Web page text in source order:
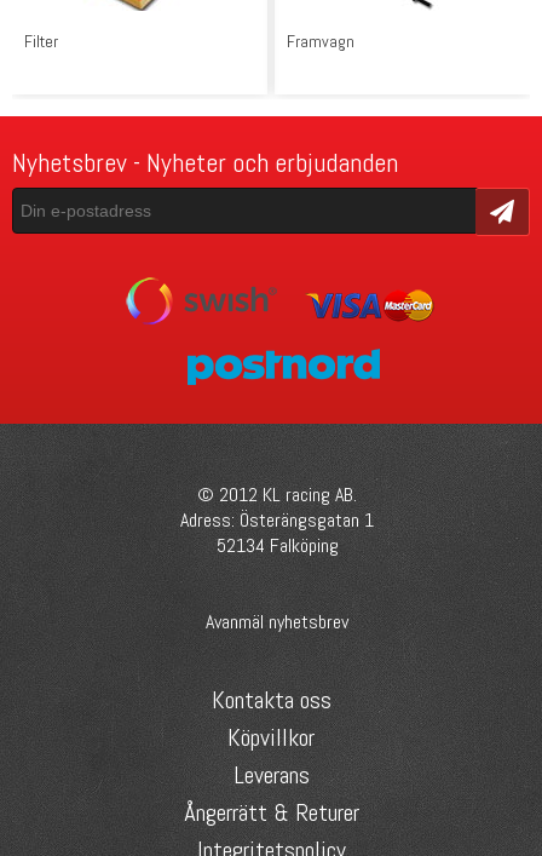
Filter Framvagn
Nyhetsbrev - Nyheter och erbjudanden
Skicka
© 2012 KL racing AB.
Adress: Österängsgatan 1
52134 Falköping
Avanmäl nyhetsbrev
Kontakta oss
Köpvillkor
Leverans
Ångerrätt & Returer
Integritetspolicy